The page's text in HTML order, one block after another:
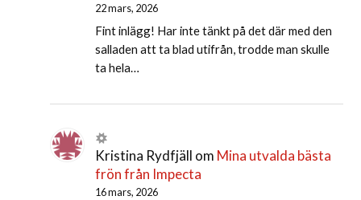
22 mars, 2026
Fint inlägg! Har inte tänkt på det där med den
salladen att ta blad utifrån, trodde man skulle
ta hela…
Kristina Rydfjäll om Mina utvalda bästa
frön från Impecta
16 mars, 2026